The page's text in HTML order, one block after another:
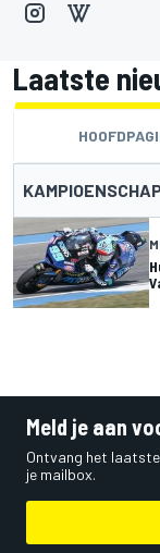
Laatste
Meld je aan
Ontvang het
je mailbox.